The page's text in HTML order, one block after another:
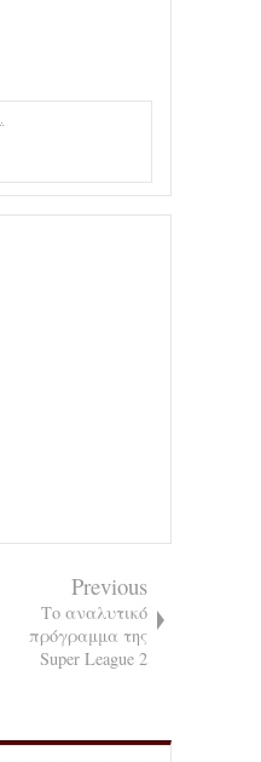
Previous
Το αναλυτικό
πρόγραμμα της
Super League 2